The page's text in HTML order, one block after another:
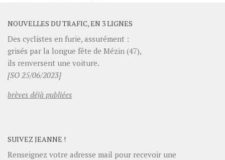
NOUVELLES DU TRAFIC, EN 3 LIGNES
Des cyclistes en furie, assurément :
grisés par la longue fête de Mézin (47),
ils renversent une voiture.
[SO 25/06/2023]
brèves déjà publiées
SUIVEZ JEANNE !
Renseignez votre adresse mail pour recevoir une